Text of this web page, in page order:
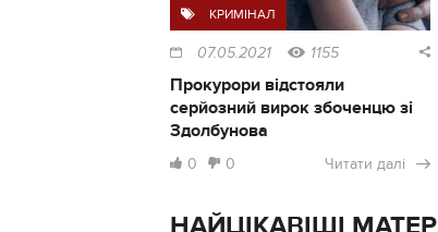
КРИМІНАЛ
07.05.2021 1155
Прокурори відстояли
серйозний вирок збоченцю зі
Здолбунова
0 0 Читати далі